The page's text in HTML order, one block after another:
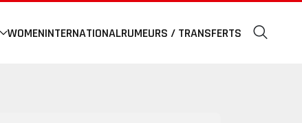
WOMENINTERNATIONALRUMEURS / TRANSFERTS